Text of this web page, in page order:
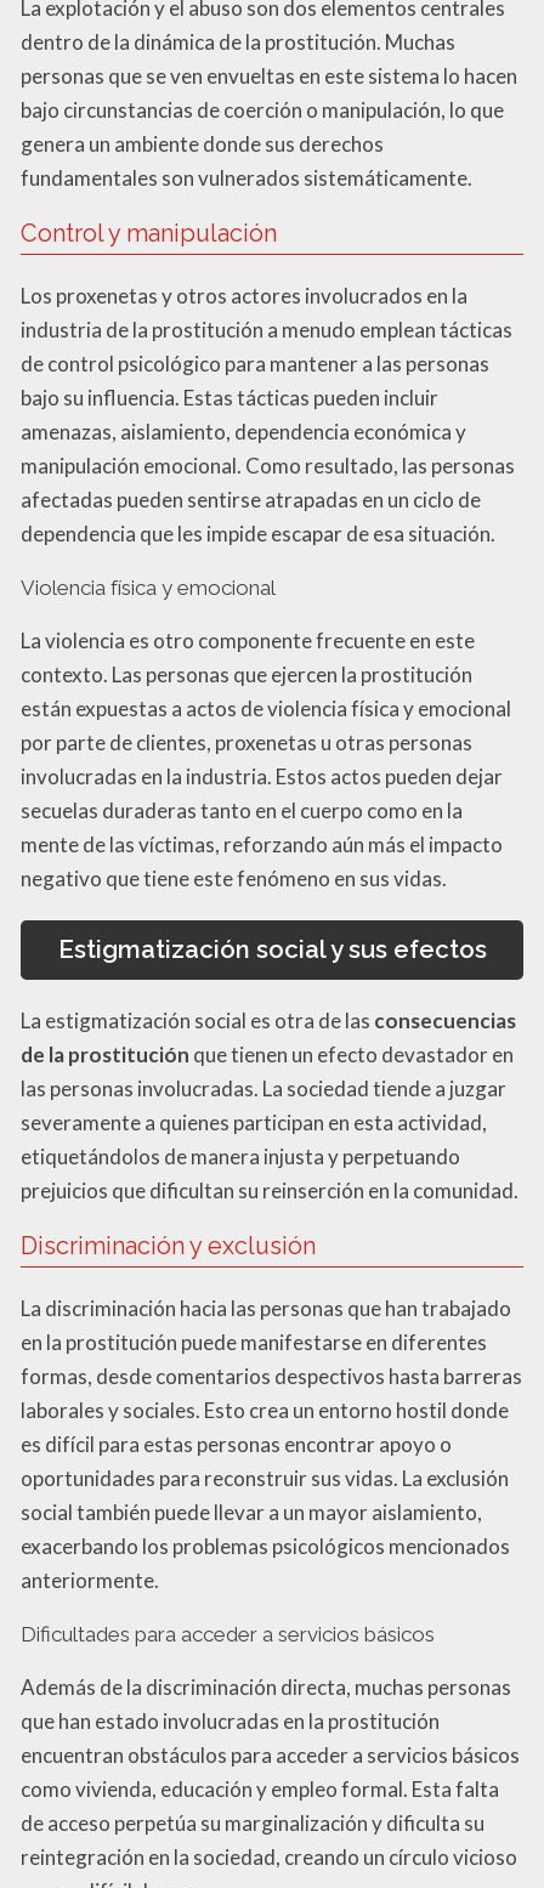
La explotación y el abuso son dos elementos centrales
dentro de la dinámica de la prostitución. Muchas
personas que se ven envueltas en este sistema lo hacen
bajo circunstancias de coerción o manipulación, lo que
genera un ambiente donde sus derechos
fundamentales son vulnerados sistemáticamente.
Control y manipulación
Los proxenetas y otros actores involucrados en la
industria de la prostitución a menudo emplean tácticas
de control psicológico para mantener a las personas
bajo su influencia. Estas tácticas pueden incluir
amenazas, aislamiento, dependencia económica y
manipulación emocional. Como resultado, las personas
afectadas pueden sentirse atrapadas en un ciclo de
dependencia que les impide escapar de esa situación.
Violencia física y emocional
La violencia es otro componente frecuente en este
contexto. Las personas que ejercen la prostitución
están expuestas a actos de violencia física y emocional
por parte de clientes, proxenetas u otras personas
involucradas en la industria. Estos actos pueden dejar
secuelas duraderas tanto en el cuerpo como en la
mente de las víctimas, reforzando aún más el impacto
negativo que tiene este fenómeno en sus vidas.
Estigmatización social y sus efectos
La estigmatización social es otra de las consecuencias
de la prostitución que tienen un efecto devastador en
las personas involucradas. La sociedad tiende a juzgar
severamente a quienes participan en esta actividad,
etiquetándolos de manera injusta y perpetuando
prejuicios que dificultan su reinserción en la comunidad.
Discriminación y exclusión
La discriminación hacia las personas que han trabajado
en la prostitución puede manifestarse en diferentes
formas, desde comentarios despectivos hasta barreras
laborales y sociales. Esto crea un entorno hostil donde
es difícil para estas personas encontrar apoyo o
oportunidades para reconstruir sus vidas. La exclusión
social también puede llevar a un mayor aislamiento,
exacerbando los problemas psicológicos mencionados
anteriormente.
Dificultades para acceder a servicios básicos
Además de la discriminación directa, muchas personas
que han estado involucradas en la prostitución
encuentran obstáculos para acceder a servicios básicos
como vivienda, educación y empleo formal. Esta falta
de acceso perpetúa su marginalización y dificulta su
reintegración en la sociedad, creando un círculo vicioso